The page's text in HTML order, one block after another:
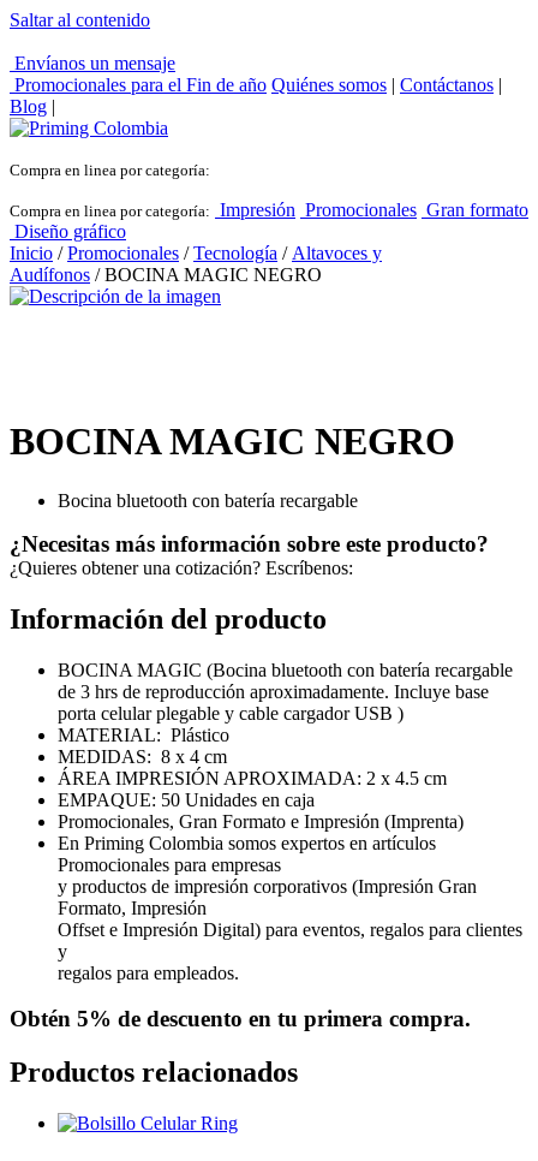
Saltar al contenido
Envíanos un mensaje
Promocionales para el Fin de año Quiénes somos | Contáctanos |
Blog |
Compra en linea por categoría:
Compra en linea por categoría: Impresión Promocionales Gran formato
Diseño gráfico
Inicio /Promocionales /Tecnología / Altavoces y
Audífonos / BOCINA MAGIC NEGRO
BOCINA MAGIC NEGRO
Bocina bluetooth con batería recargable
¿Necesitas más información sobre este producto?
¿Quieres obtener una cotización? Escríbenos:
Información del producto
BOCINA MAGIC (Bocina bluetooth con batería recargable
de 3 hrs de reproducción aproximadamente. Incluye base
porta celular plegable y cable cargador USB )
MATERIAL: Plástico
MEDIDAS: 8 x 4 cm
ÁREA IMPRESIÓN APROXIMADA: 2 x 4.5 cm
EMPAQUE: 50 Unidades en caja
Promocionales, Gran Formato e Impresión (Imprenta)
En Priming Colombia somos expertos en artículos
Promocionales para empresas
y productos de impresión corporativos (Impresión Gran
Formato, Impresión
Offset e Impresión Digital) para eventos, regalos para clientes
y
regalos para empleados.
Obtén 5% de descuento en tu primera compra.
Productos relacionados